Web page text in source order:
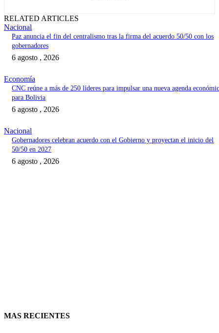
RELATED ARTICLES
Nacional
Paz anuncia el fin del centralismo tras la firma del acuerdo 50/50 con los
gobernadores
6 agosto , 2026
Economía
CNC reúne a más de 250 líderes para impulsar una nueva agenda
para Bolivia
6 agosto , 2026
Nacional
Gobernadores celebran acuerdo con el Gobierno y proyectan el inicio del
50/50 en 2027
6 agosto , 2026
MAS RECIENTES